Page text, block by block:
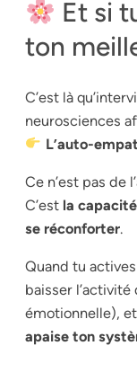
Et si
ton
C’est là
neurosciences
L’auto-
Ce n’est pas de
C’est la
se réconforter.
Quand tu
baisser
émotionnelle),
apaise ton